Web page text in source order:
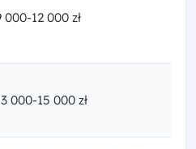
000-12 000 zł
000-15 000 zł